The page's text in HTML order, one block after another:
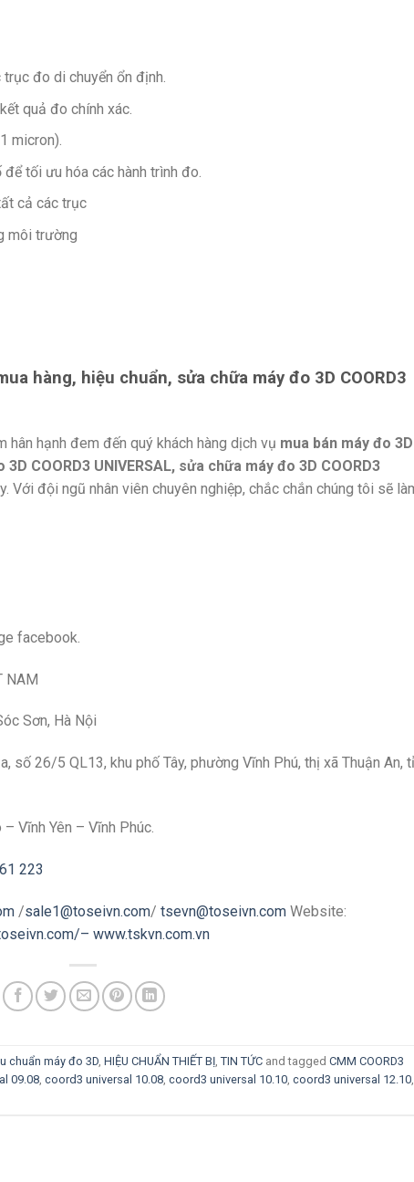
đo di chuyển ổn định.
quả đo chính xác.
micron).
tối ưu hóa các hành trình đo.
cả các trục
môi trường
hàng, hiệu chuẩn, sửa chữa máy đo 3D COORD3
hân hạnh đem đến quý khách hàng dịch vụ mua bán máy đo 3D
COORD3 UNIVERSAL, sửa chữa máy đo 3D COORD3
Với đội ngũ nhân viên chuyên nghiệp, chắc chắn chúng tôi sẽ
facebook.
NAM
Sơn, Hà Nội
số 26/5 QL13, khu phố Tây, phường Vĩnh Phú, thị xã Thuận An,
Vĩnh Yên – Vĩnh Phúc.
223
/sale1@toseivn.com/ tsevn@toseivn.com Website:
– www.tskvn.com.vn
chuẩn máy đo 3D HIỆU CHUẨN THIẾT BỊ TIN TỨC and tagged CMM COORD3
09.08 coord3 universal 10.08 coord3 universal 10.10 coord3 universal 12.10